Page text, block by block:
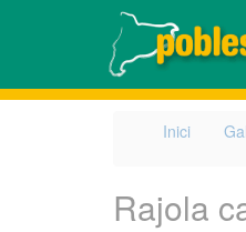
Inici
Rajola